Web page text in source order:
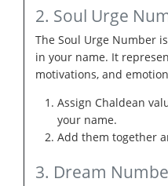
2. Soul Urge
The Soul Urge Number
in your name. It
motivations, and
Assign Chaldean
your name.
Add them together
3. Dream